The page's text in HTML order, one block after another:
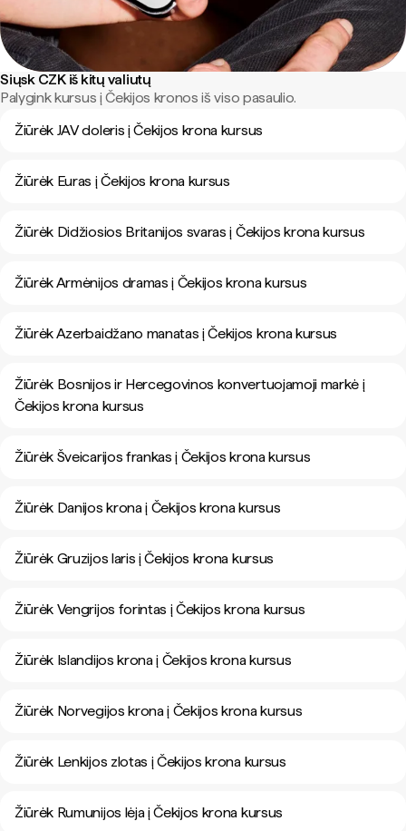
Siųsk CZK iš kitų valiutų
Palygink kursus į Čekijos kronos iš viso pasaulio.
Žiūrėk JAV doleris į Čekijos krona kursus
Žiūrėk Euras į Čekijos krona kursus
Žiūrėk Didžiosios Britanijos svaras į Čekijos krona kursus
Žiūrėk Armėnijos dramas į Čekijos krona kursus
Žiūrėk Azerbaidžano manatas į Čekijos krona kursus
Žiūrėk Bosnijos ir Hercegovinos konvertuojamoji markė į
Čekijos krona kursus
Žiūrėk Šveicarijos frankas į Čekijos krona kursus
Žiūrėk Danijos krona į Čekijos krona kursus
Žiūrėk Gruzijos laris į Čekijos krona kursus
Žiūrėk Vengrijos forintas į Čekijos krona kursus
Žiūrėk Islandijos krona į Čekijos krona kursus
Žiūrėk Norvegijos krona į Čekijos krona kursus
Žiūrėk Lenkijos zlotas į Čekijos krona kursus
Žiūrėk Rumunijos lėja į Čekijos krona kursus